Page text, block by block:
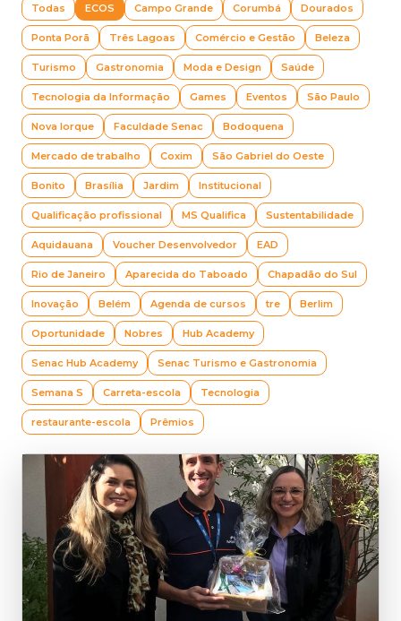
Todas ECOS Campo Grande Corumbá Dourados
Ponta Porã Três Lagoas Comércio e Gestão Beleza
Turismo Gastronomia Moda e Design Saúde
Tecnologia da Informação Games Eventos São Paulo
Nova Iorque Faculdade Senac Bodoquena
Mercado de trabalho Coxim São Gabriel do Oeste
Bonito Brasília Jardim Institucional
Qualificação profissional MS Qualifica Sustentabilidade
Aquidauana Voucher Desenvolvedor EAD
Rio de Janeiro Aparecida do Taboado Chapadão do Sul
Inovação Belém Agenda de cursos tre Berlim
Oportunidade Nobres Hub Academy
Senac Hub Academy Senac Turismo e Gastronomia
Semana S Carreta-escola Tecnologia
restaurante-escola Prêmios